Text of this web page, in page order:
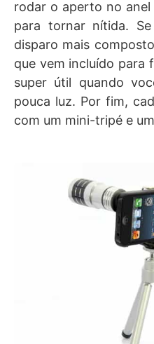
rodar o aperto no
para tornar nítida.
disparo mais
que vem incluído para
super útil quando
pouca luz. Por fim,
com um mini-tripé e